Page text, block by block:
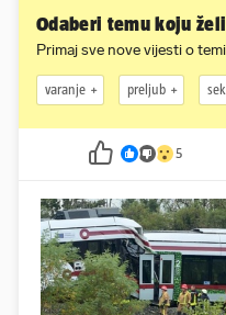
Odaberi temu koju
Primaj sve nove vijesti o
varanje preljub
5